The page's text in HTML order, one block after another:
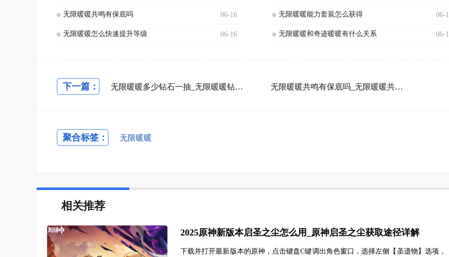
无限暖暖共鸣有保底吗 06-16 无限暖暖能力套装怎么获得 06-
无限暖暖怎么快速提升等级 06-16 无限暖暖和奇迹暖暖有什么关系 06-
下一篇： 无限暖暖多少钻石一抽_无限暖暖钻石兑换比例介绍 无限暖暖共鸣有保底吗_无限暖暖共鸣保底是多少
聚合标签： 无限暖暖
相关推荐
2025原神新版本启圣之尘怎么用_原神启圣之尘获取途径详解
下载并打开最新版本的原神，点击键盘C键调出角色窗口，选择左侧【圣遗物】选项，